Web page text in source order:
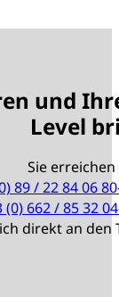
und
Level
Sie
89 / 22 84 06
(0) 662 / 85 32
direkt an den